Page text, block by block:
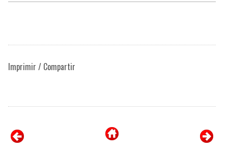
Imprimir / Compartir